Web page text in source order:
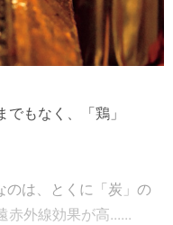
もなく、「鶏」
のは、とくに「炭」の
赤外線効果が高......